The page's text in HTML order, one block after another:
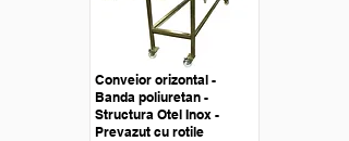
Conveior orizontal -
Banda poliuretan -
Structura Otel Inox -
Prevazut cu rotile